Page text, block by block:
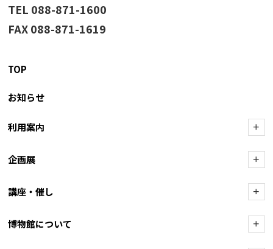
TEL 088-871-1600
FAX 088-871-1619
TOP
お知らせ
利用案内 +
企画展 +
講座・催し +
博物館について +